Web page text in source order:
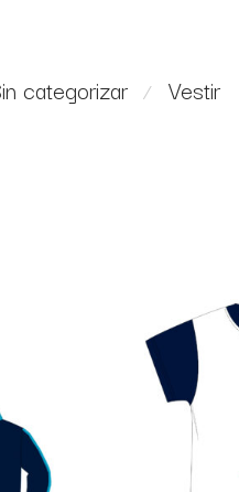
categorizar ⁄ Vestir